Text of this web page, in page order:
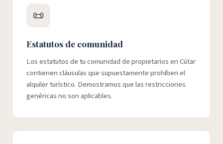
📜
Estatutos de comunidad
Los estatutos de tu comunidad de propietarios en Cútar
contienen cláusulas que supuestamente prohíben el
alquiler turístico. Demostramos que las restricciones
genéricas no son aplicables.